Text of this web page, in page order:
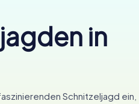
in
Schnitzeljagd ein,